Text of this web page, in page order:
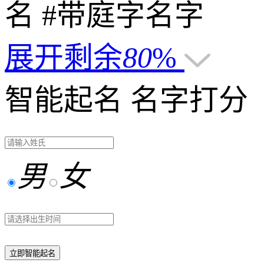
名 #带庭字名字
展开剩余80%
智能起名 名字打分
男 女
立即智能起名